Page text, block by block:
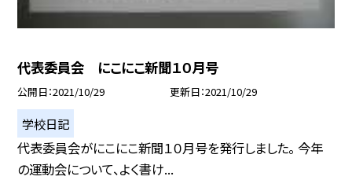
代表委員会 にこにこ新聞１０月号
公開日 2021/10/29 更新日 2021/10/29
学校日記
代表委員会がにこにこ新聞１０月号を発行しました。 今年
の運動会について、よく書け...